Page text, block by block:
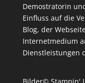
Demostratorin
Einfluss auf die
Blog, der
Internetmedium
Dienstleistungen